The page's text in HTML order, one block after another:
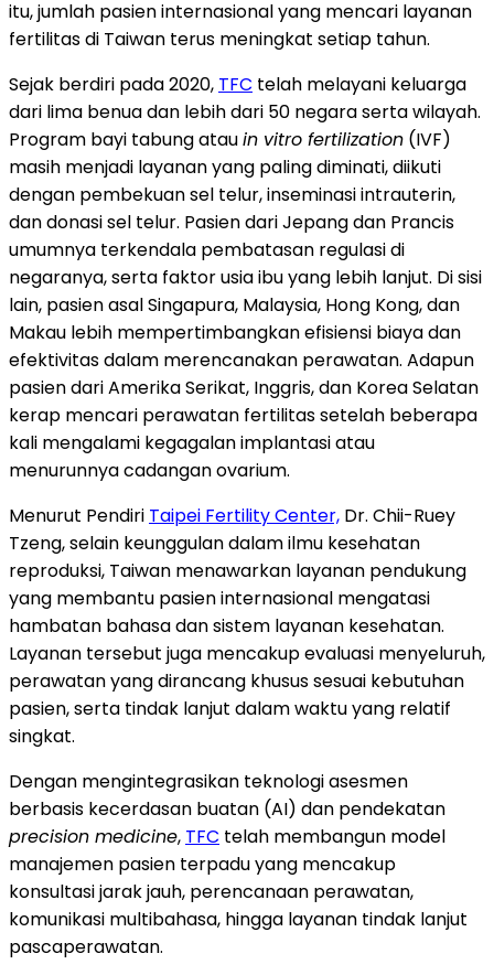
itu, jumlah pasien internasional yang mencari layanan
fertilitas di Taiwan terus meningkat setiap tahun.
Sejak berdiri pada 2020, TFC telah melayani keluarga
dari lima benua dan lebih dari 50 negara serta wilayah.
Program bayi tabung atauin vitro fertilization (IVF)
masih menjadi layanan yang paling diminati, diikuti
dengan pembekuan sel telur, inseminasi intrauterin,
dan donasi sel telur. Pasien dari Jepang dan Prancis
umumnya terkendala pembatasan regulasi di
negaranya, serta faktor usia ibu yang lebih lanjut. Di sisi
lain, pasien asal Singapura, Malaysia, Hong Kong, dan
Makau lebih mempertimbangkan efisiensi biaya dan
efektivitas dalam merencanakan perawatan. Adapun
pasien dari Amerika Serikat, Inggris, dan Korea Selatan
kerap mencari perawatan fertilitas setelah beberapa
kali mengalami kegagalan implantasi atau
menurunnya cadangan ovarium.
Menurut Pendiri Taipei Fertility Center, Dr. Chii-Ruey
Tzeng, selain keunggulan dalam ilmu kesehatan
reproduksi, Taiwan menawarkan layanan pendukung
yang membantu pasien internasional mengatasi
hambatan bahasa dan sistem layanan kesehatan.
Layanan tersebut juga mencakup evaluasi menyeluruh,
perawatan yang dirancang khusus sesuai kebutuhan
pasien, serta tindak lanjut dalam waktu yang relatif
singkat.
Dengan mengintegrasikan teknologi asesmen
berbasis kecerdasan buatan (AI) dan pendekatan
precision medicine, TFC telah membangun model
manajemen pasien terpadu yang mencakup
konsultasi jarak jauh, perencanaan perawatan,
komunikasi multibahasa, hingga layanan tindak lanjut
pascaperawatan.